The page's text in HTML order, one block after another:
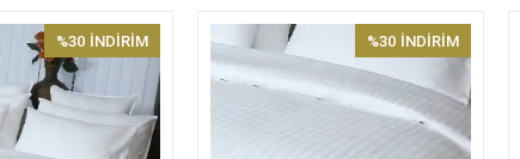
%30 İNDİRİM %30 İNDİRİM